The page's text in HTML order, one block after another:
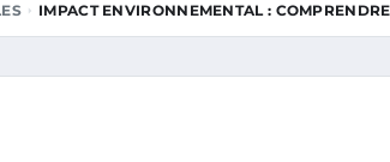
IMPACT ENVIRONNEMENTAL :